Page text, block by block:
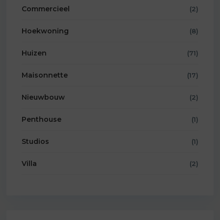
Commercieel (2)
Hoekwoning (8)
Huizen (71)
Maisonnette (17)
Nieuwbouw (2)
Penthouse (1)
Studios (1)
Villa (2)